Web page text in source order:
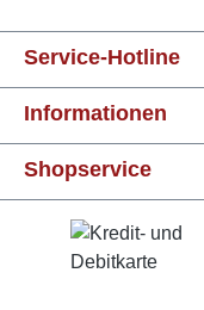
Service-Hotline
Informationen
Shopservice